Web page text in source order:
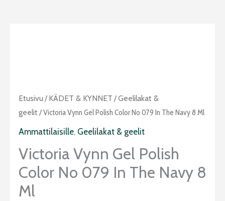
Etusivu / KÄDET & KYNNET /Geelilakat &
geelit/ Victoria Vynn Gel Polish Color No 079 In The Navy 8 Ml
Ammattilaisille, Geelilakat & geelit
Victoria Vynn Gel Polish
Color No 079 In The Navy 8
Ml